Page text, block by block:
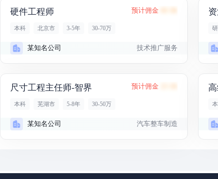
硬件工程师 预计佣金
本科 北京市 3-5年 30-70万
某知名公司 技术推广服务
尺寸工程主任师-智界 预计佣金
本科 芜湖市 5-8年 30-50万
某知名公司 汽车整车制造